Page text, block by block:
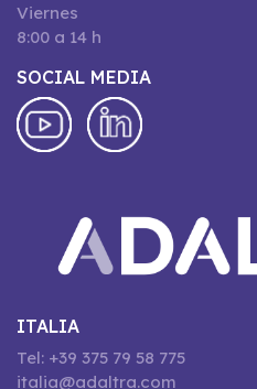
Viernes
8:00 a 14 h
SOCIAL MEDIA
ITALIA
Tel: +39 375 79 58 775
italia@adaltra.com